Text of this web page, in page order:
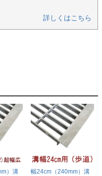
詳しくはこちら
）溝
幅24cm（240mm）溝